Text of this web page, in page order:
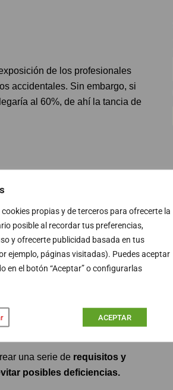
propias y de terceros para ofrecerte la
posible al recordar tus preferencias,
y ofrecerte publicidad basada en tus
ejemplo, páginas visitadas). Puedes aceptar
en el botón “Aceptar” o configurarlas
ACEPTAR
de los profesionales
accidentales. Sin embargo, si
al 60%, de ahí la tancia de
pueda resultar chocante a
gastos generados los
casi 30 millones de euros,
una serie de requisitos y
posibles deficiencias.